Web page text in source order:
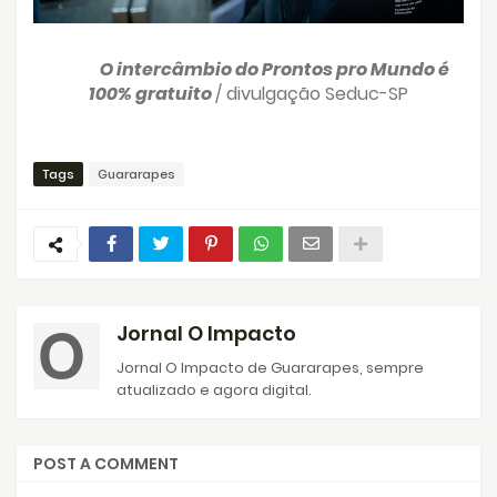
O intercâmbio do Prontos pro Mundo é
100% gratuito/ divulgação Seduc-SP
Tags Guararapes
Jornal O Impacto
Jornal O Impacto de Guararapes, sempre
atualizado e agora digital.
POST A COMMENT